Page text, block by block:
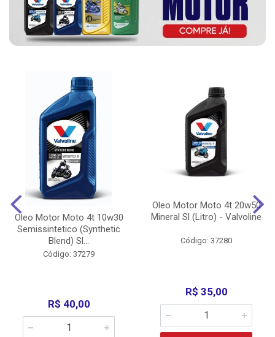
Oleo Motor Moto 4t 10w30
Semissintetico (Synthetic
Blend) Sl...
Código: 37279
R$ 40,00
Oleo Motor Moto 4t 20w50
Mineral Sl (Litro) - Valvoline
Código: 37280
R$ 35,00